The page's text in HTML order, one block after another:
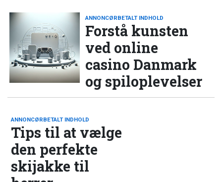
ANNONCØRBETALT INDHOLD
Forstå kunsten
ved online
casino Danmark
og spiloplevelser
ANNONCØRBETALT INDHOLD
Tips til at vælge
den perfekte
skijakke til